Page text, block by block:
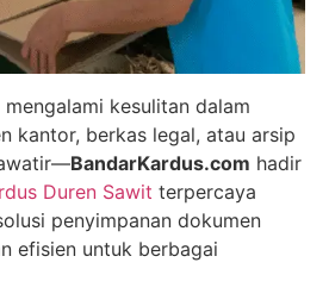
kesulitan dalam
kantor, berkas legal, atau arsip
BandarKardus.com hadir
Duren Sawit terpercaya
penyimpanan dokumen
efisien untuk berbagai